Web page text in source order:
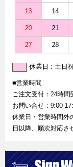
13 14
20 21
27 28
休業日：土日
■営業時間
ご注文受付：24時間
お問い合せ：9:00-
休業日・営業時間外
日以降、順次対応さ